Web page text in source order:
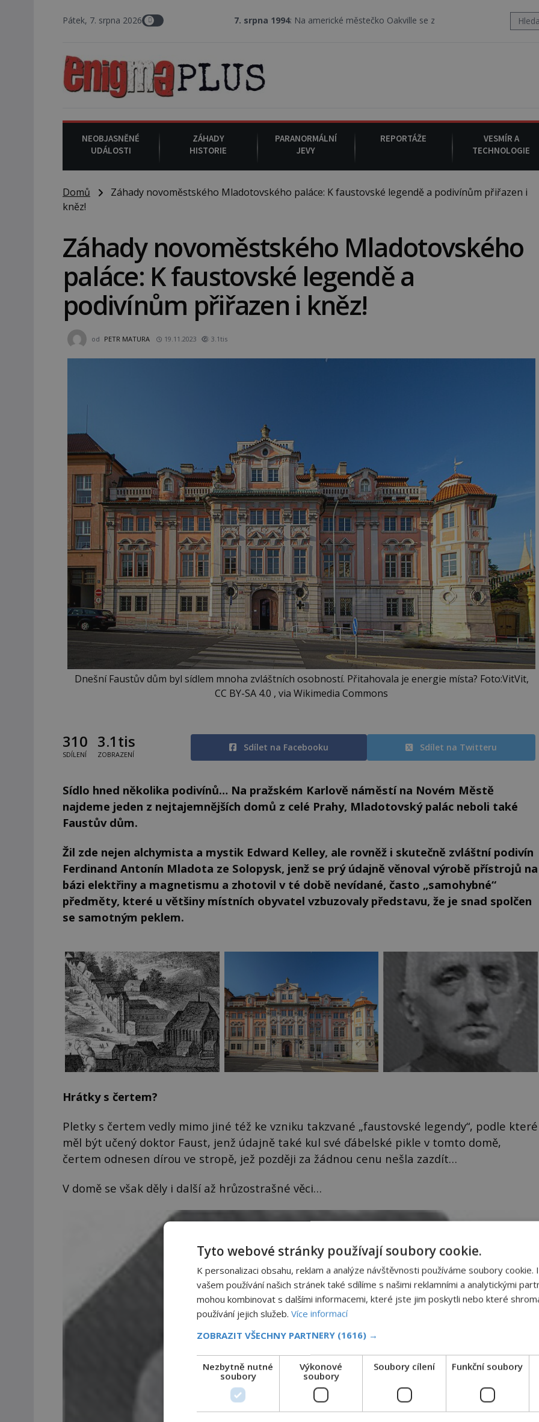
Pátek, 7. srpna 2026 7. srpna 1994: Na americké městečko Oakville se z nebe snáší podivná rosolovitá látka
NEOBJASNĚNÉ
UDÁLOSTI
ZÁHADY
HISTORIE
PARANORMÁLNÍ
JEVY
REPORTÁŽE
VESMÍR A
TECHNOLOGIE
Domů
Záhady novoměstského Mladotovského paláce: K faustovské legendě a podivínům přiřazen i
kněz!
Záhady novoměstského Mladotovského
paláce: K faustovské legendě a
podivínům přiřazen i kněz!
od PETR MATURA 19.11.2023 3.1tis
Dnešní Faustův dům byl sídlem mnoha zvláštních osobností. Přitahovala je energie místa? Foto:VitVit,
CC BY-SA 4.0 , via Wikimedia Commons
310
SDÍLENÍ
3.1tis
ZOBRAZENÍ
Sdílet na Facebooku Sdílet na Twitteru
Sídlo hned několika podivínů… Na pražském Karlově náměstí na Novém Městě
najdeme jeden z nejtajemnějších domů z celé Prahy, Mladotovský palác neboli také
Faustův dům.
Žil zde nejen alchymista a mystik Edward Kelley, ale rovněž i skutečně zvláštní podivín
Ferdinand Antonín Mladota ze Solopysk, jenž se prý údajně věnoval výrobě přístrojů na
bázi elektřiny a magnetismu a zhotovil v té době nevídané, často „samohybné“
předměty, které u většiny místních obyvatel vzbuzovaly představu, že je snad spolčen
se samotným peklem.
Hrátky s čertem?
Pletky s čertem vedly mimo jiné též ke vzniku takzvané „faustovské legendy“, podle které
měl být učený doktor Faust, jenž údajně také kul své ďábelské pikle v tomto domě,
čertem odnesen dírou ve stropě, jež později za žádnou cenu nešla zazdít…
V domě se však děly i další až hrůzostrašné věci…
Tyto webové stránky používají soubory cookie.
K personalizaci obsahu, reklam a analýze návštěvnosti používáme soubory cookie.
vašem používání našich stránek také sdílíme s našimi reklamními a analytickými
mohou kombinovat s dalšími informacemi, které jste jim poskytli nebo které
používání jejich služeb. Více informací
ZOBRAZIT VŠECHNY PARTNERY (1616) →
Nezbytně nutné
soubory
Výkonové
soubory
Soubory cílení Funkční soubory